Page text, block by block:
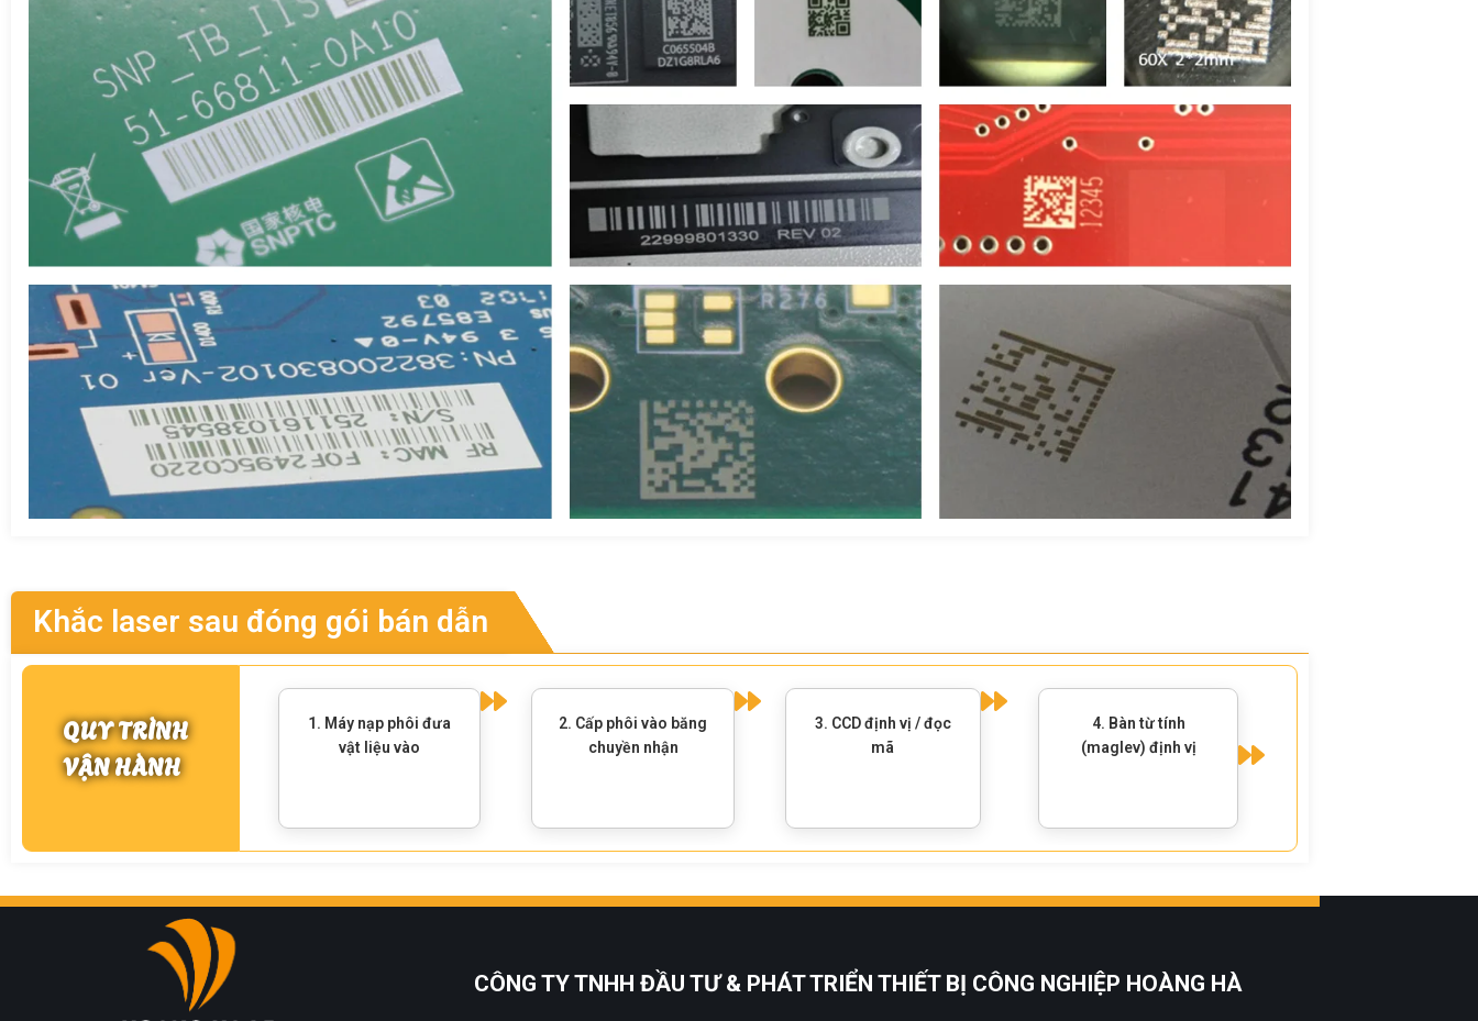
Khắc laser sau đóng gói bán dẫn
QUY TRÌNH
VẬN HÀNH
1. Máy nạp phôi đưa
vật liệu vào
2. Cấp phôi vào băng
chuyền nhận
3. CCD định vị / đọc
mã
4. Bàn từ tính
(maglev) định vị
CÔNG TY TNHH ĐẦU TƯ & PHÁT TRIỂN THIẾT BỊ CÔNG NGHIỆP HOÀNG HÀ